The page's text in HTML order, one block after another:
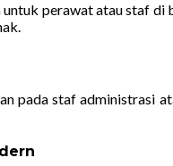
perawat atau staf
pada staf administrasi